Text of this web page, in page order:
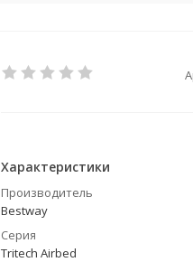
Характеристики
Производитель
Bestway
Серия
Tritech Airbed